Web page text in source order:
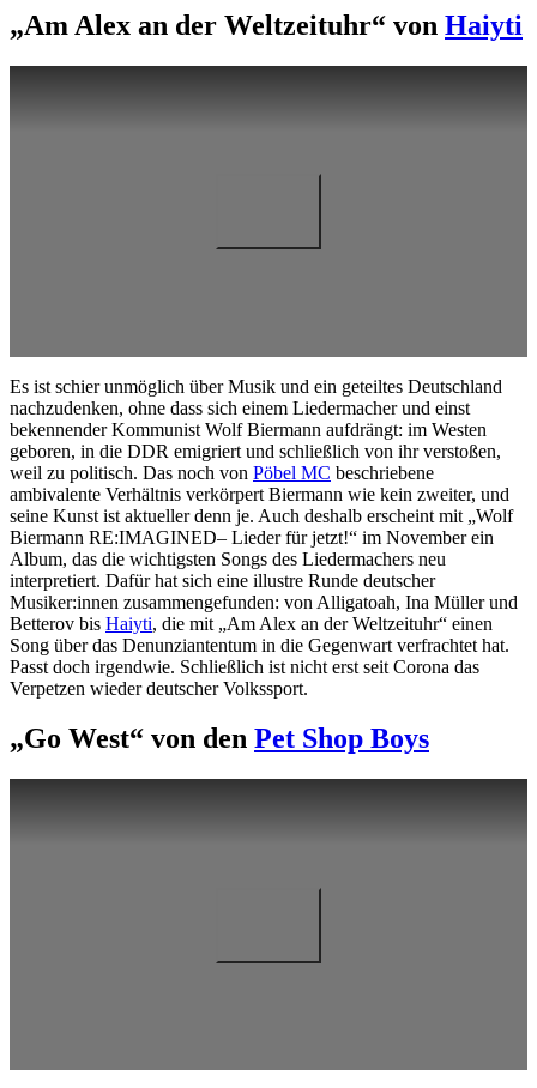
„Am Alex an der Weltzeituhr“ von Haiyti
Es ist schier unmöglich über Musik und ein geteiltes Deutschland
nachzudenken, ohne dass sich einem Liedermacher und einst
bekennender Kommunist Wolf Biermann aufdrängt: im Westen
geboren, in die DDR emigriert und schließlich von ihr verstoßen,
weil zu politisch. Das noch von Pöbel MC beschriebene
ambivalente Verhältnis verkörpert Biermann wie kein zweiter, und
seine Kunst ist aktueller denn je. Auch deshalb erscheint mit „Wolf
Biermann RE:IMAGINED– Lieder für jetzt!“ im November ein
Album, das die wichtigsten Songs des Liedermachers neu
interpretiert. Dafür hat sich eine illustre Runde deutscher
Musiker:innen zusammengefunden: von Alligatoah, Ina Müller und
Betterov bis Haiyti, die mit „Am Alex an der Weltzeituhr“ einen
Song über das Denunziantentum in die Gegenwart verfrachtet hat.
Passt doch irgendwie. Schließlich ist nicht erst seit Corona das
Verpetzen wieder deutscher Volkssport.
„Go West“ von den Pet Shop Boys